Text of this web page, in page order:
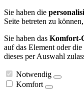
Sie haben die
Seite betreten zu
Sie haben das Komfort-
auf das Element oder
dieses per Auswahl
Notwendig
Komfort